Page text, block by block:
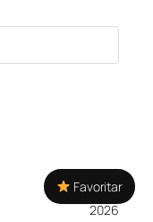
2026
Favoritar